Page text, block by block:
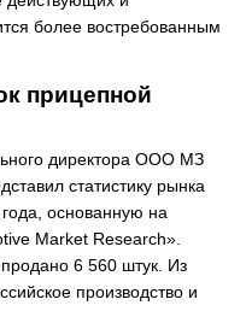
более востребованным
прицепной
директора ООО МЗ
статистику рынка
основанную на
Market Research».
6 560 штук. Из
производство и